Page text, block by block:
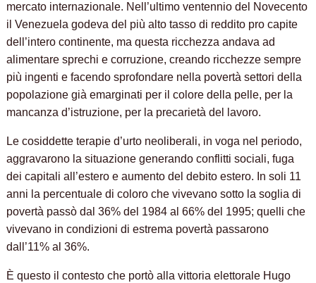
mercato internazionale. Nell’ultimo ventennio del Novecento
il Venezuela godeva del più alto tasso di reddito pro capite
dell’intero continente, ma questa ricchezza andava ad
alimentare sprechi e corruzione, creando ricchezze sempre
più ingenti e facendo sprofondare nella povertà settori della
popolazione già emarginati per il colore della pelle, per la
mancanza d’istruzione, per la precarietà del lavoro.
Le cosiddette terapie d’urto neoliberali, in voga nel periodo,
aggravarono la situazione generando conflitti sociali, fuga
dei capitali all’estero e aumento del debito estero. In soli 11
anni la percentuale di coloro che vivevano sotto la soglia di
povertà passò dal 36% del 1984 al 66% del 1995; quelli che
vivevano in condizioni di estrema povertà passarono
dall’11% al 36%.
È questo il contesto che portò alla vittoria elettorale Hugo